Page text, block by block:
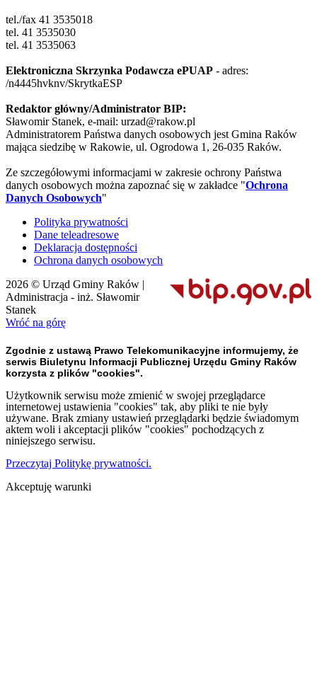
tel./fax 41 3535018
tel. 41 3535030
tel. 41 3535063
Elektroniczna Skrzynka Podawcza ePUAP - adres:
/n4445hvknv/SkrytkaESP
Redaktor główny/Administrator BIP:
Sławomir Stanek, e-mail: urzad@rakow.pl
Administratorem Państwa danych osobowych jest Gmina Raków
mająca siedzibę w Rakowie, ul. Ogrodowa 1, 26-035 Raków.
Ze szczegółowymi informacjami w zakresie ochrony Państwa
danych osobowych można zapoznać się w zakładce "Ochrona
Danych Osobowych"
Polityka prywatności
Dane teleadresowe
Deklaracja dostępności
Ochrona danych osobowych
2026 © Urząd Gminy Raków |
Administracja - inż. Sławomir
Stanek
Wróć na górę
Zgodnie z ustawą Prawo Telekomunikacyjne informujemy, że
serwis Biuletynu Informacji Publicznej Urzędu Gminy Raków
korzysta z plików "cookies".
Użytkownik serwisu może zmienić w swojej przeglądarce
internetowej ustawienia "cookies" tak, aby pliki te nie były
używane. Brak zmiany ustawień przeglądarki będzie świadomym
aktem woli i akceptacji plików "cookies" pochodzących z
niniejszego serwisu.
Przeczytaj Politykę prywatności.
Akceptuję warunki